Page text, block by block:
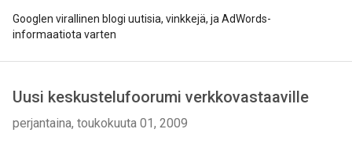
Googlen virallinen blogi uutisia, vinkkejä, ja AdWords-
informaatiota varten
Uusi keskustelufoorumi verkkovastaaville
perjantaina, toukokuuta 01, 2009